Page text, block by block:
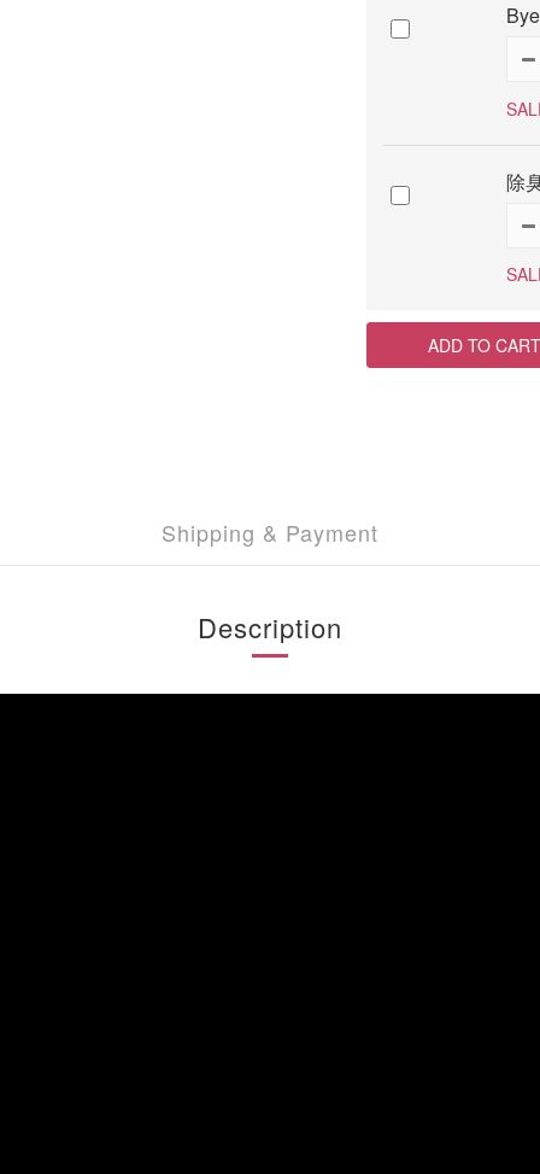
除
ADD TO CART
Shipping & Payment
Description